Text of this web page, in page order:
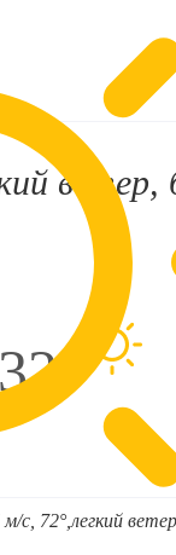
ветер,
32°
м/с, 72°, легкий ветер